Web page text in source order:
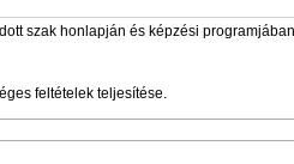
szak honlapján és képzési
feltételek teljesítése.